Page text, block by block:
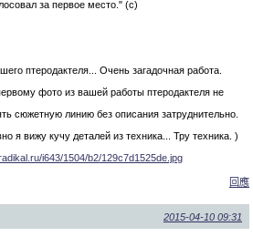
за первое место." (с)
птеродактеля... Очень загадочная работа.
фото из вашей работы птеродактеля не
сюжетную линию без описания затруднительно.
я вижу кучу деталей из техника... Тру техника. )
回應
2015-04-10 09:31